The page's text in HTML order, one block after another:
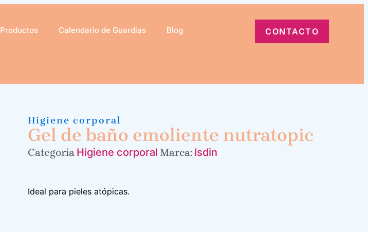
Productos Calendario de Guardias Blog CONTACTO
Higiene corporal
Gel de baño emoliente nutratopic
Categoría Higiene corporal Marca: Isdin
Ideal para pieles atópicas.